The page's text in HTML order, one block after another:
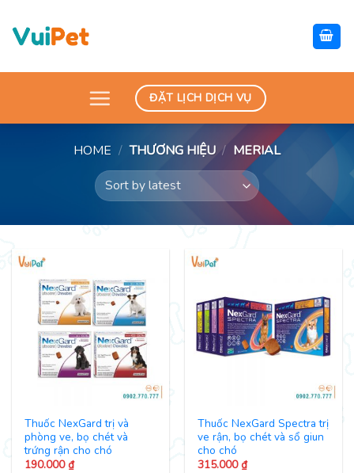
content
ĐẶT LỊCH DỊCH VỤ
HOME / THƯƠNG HIỆU / MERIAL
Thuốc NexGard trị và
phòng ve, bọ chét và
trứng rận cho chó
190.000₫
Thuốc NexGard Spectra trị
ve rận, bọ chét và sổ giun
cho chó
315.000₫